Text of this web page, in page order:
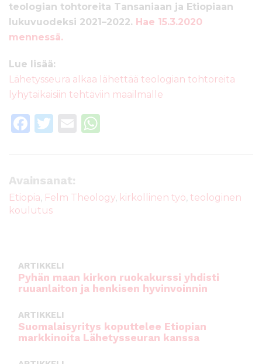
teologian tohtoreita Tansaniaan ja Etiopiaan
lukuvuodeksi 2021–2022. Hae 15.3.2020
mennessä.
Lue lisää:
Lähetysseura alkaa lähettää teologian tohtoreita
lyhytaikaisiin tehtäviin maailmalle
F
e
b
o
T
te
r
E
A
Avainsanat:
Etiopia, Felm Theology, kirkollinen työ, teologinen
koulutus
ARTIKKELI
Pyhän maan kirkon ruokakurssi yhdisti
ruuanlaiton ja henkisen hyvinvoinnin
ARTIKKELI
Suomalaisyritys koputtelee Etiopian
markkinoita Lähetysseuran kanssa